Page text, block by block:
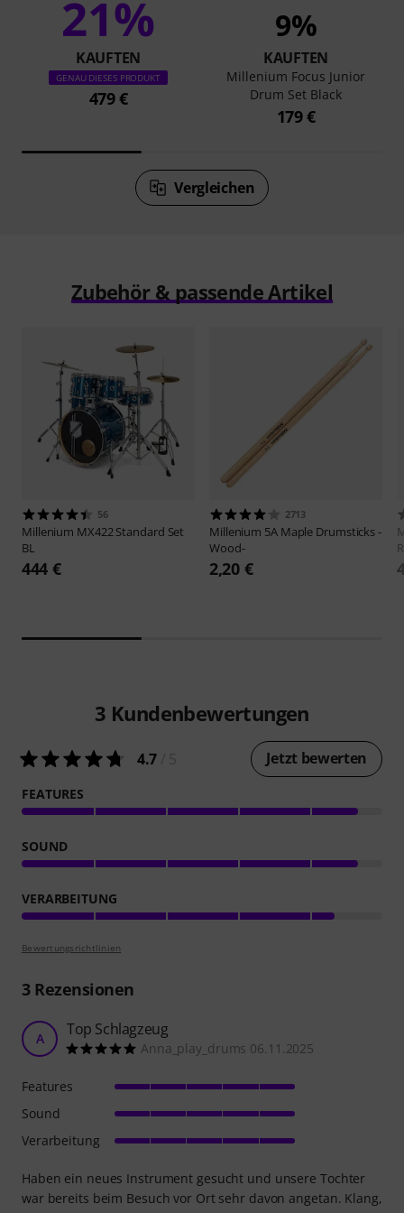
21%
KAUFTEN
GENAU DIESES PRODUKT
479 €
9%
KAUFTEN
Millenium Focus Junior
Drum Set Black
179 €
Vergleichen
Zubehör & passende Artikel
56
Millenium MX422 Standard Set
BL
444 €
2713
Millenium 5A Maple Drumsticks -
Wood-
2,20 €
3 Kundenbewertungen
4.7 Jetzt bewerten
FEATURES
SOUND
VERARBEITUNG
Bewertungsrichtlinien
3Rezensionen
A Top Schlagzeug
Anna_play_drums 06.11.2025
Haben ein neues Instrument gesucht und unsere Tochter
war bereits beim Besuch vor Ort sehr davon angetan. Klang,
Features
Sound
Verarbeitung